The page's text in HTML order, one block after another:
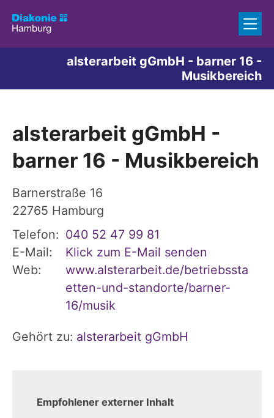
alsterarbeit gGmbH - barner 16 -
Musikbereich
alsterarbeit gGmbH -
barner 16 - Musikbereich
Barnerstraße 16
22765 Hamburg
Telefon: 040 52 47 99 81
E-Mail:
Klick zum E-Mail senden
Web:
www.alsterarbeit.de/betriebssta
etten-und-standorte/barner-
16/musik
Gehört zu: alsterarbeit gGmbH
Empfohlener externer Inhalt